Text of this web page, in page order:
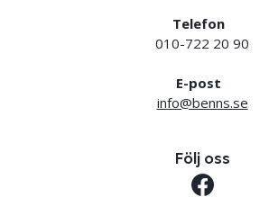
Telefon
010-722 20 90
E-post
info@benns.se
Följ oss